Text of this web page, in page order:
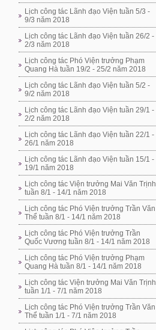
Lịch công tác Lãnh đạo Viện tuần 5/3 -
9/3 năm 2018
Lịch công tác Lãnh đạo Viện tuần 26/2 -
2/3 năm 2018
Lịch công tác Phó Viện trưởng Phạm
Quang Hà tuần 19/2 - 25/2 năm 2018
Lịch công tác Lãnh đạo Viện tuần 5/2 -
9/2 năm 2018
Lịch công tác Lãnh đạo Viện tuần 29/1 -
2/2 năm 2018
Lịch công tác Lãnh đạo Viện tuần 22/1 -
26/1 năm 2018
Lịch công tác Lãnh đạo Viện tuần 15/1 -
19/1 năm 2018
Lịch công tác Viện trưởng Mai Văn Trịnh
tuần 8/1 - 14/1 năm 2018
Lịch công tác Phó Viện trưởng Trần Văn
Thể tuần 8/1 - 14/1 năm 2018
Lịch công tác Phó Viện trưởng Trần
Quốc Vương tuần 8/1 - 14/1 năm 2018
Lịch công tác Phó Viện trưởng Phạm
Quang Hà tuần 8/1 - 14/1 năm 2018
Lịch công tác Viện trưởng Mai Văn Trịnh
tuần 1/1 - 7/1 năm 2018
Lịch công tác Phó Viện trưởng Trần Văn
Thể tuần 1/1 - 7/1 năm 2018